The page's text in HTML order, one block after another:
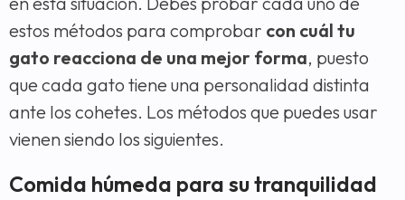
estos métodos para comprobar con cuál tu
gato reacciona de una mejor forma, puesto
que cada gato tiene una personalidad distinta
ante los cohetes. Los métodos que puedes usar
vienen siendo los siguientes.
Comida húmeda para su tranquilidad